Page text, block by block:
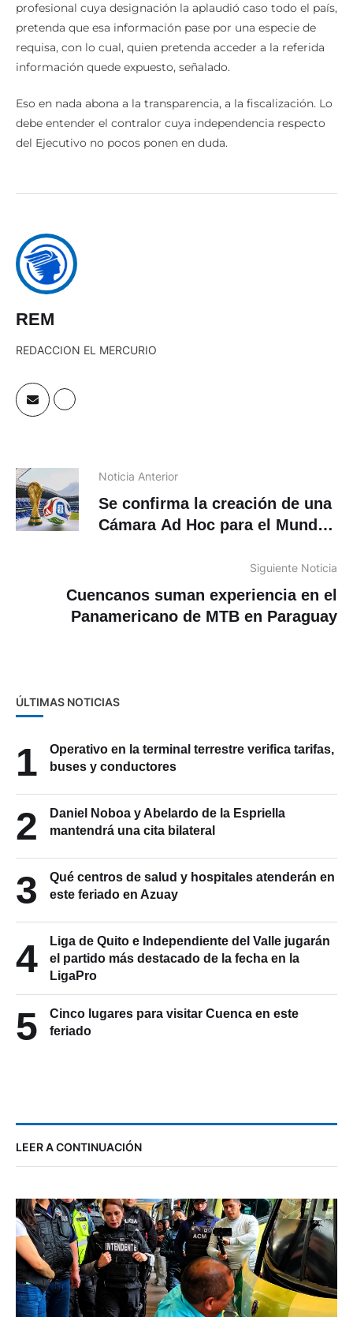
profesional cuya designación la aplaudió caso todo el país,
pretenda que esa información pase por una especie de
requisa, con lo cual, quien pretenda acceder a la referida
información quede expuesto, señalado.
Eso en nada abona a la transparencia, a la fiscalización. Lo
debe entender el contralor cuya independencia respecto
del Ejecutivo no pocos ponen en duda.
REM
REDACCION EL MERCURIO
Noticia Anterior
Se confirma la creación de una
Cámara Ad Hoc para el Mundial
Siguiente Noticia
Cuencanos suman experiencia en el
Panamericano de MTB en Paraguay
ÚLTIMAS NOTICIAS
1
Operativo en la terminal terrestre verifica tarifas,
buses y conductores
2
Daniel Noboa y Abelardo de la Espriella
mantendrá una cita bilateral
3
Qué centros de salud y hospitales atenderán en
este feriado en Azuay
4
Liga de Quito e Independiente del Valle jugarán
el partido más destacado de la fecha en la
LigaPro
5
Cinco lugares para visitar Cuenca en este
feriado
LEER A CONTINUACIÓN